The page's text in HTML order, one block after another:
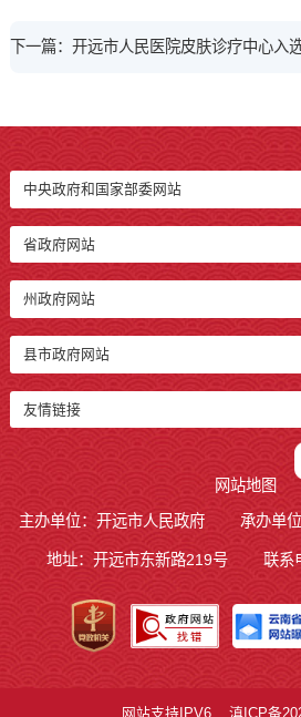
下一篇：开远市人民医院皮肤诊疗中心入
中央政府和国家部委网站
省政府网站
州政府网站
县市政府网站
友情链接
网站地图
主办单位：开远市人民政府
承办单
地址：开远市东新路219号 联系
网站支持IPV6 滇ICP备